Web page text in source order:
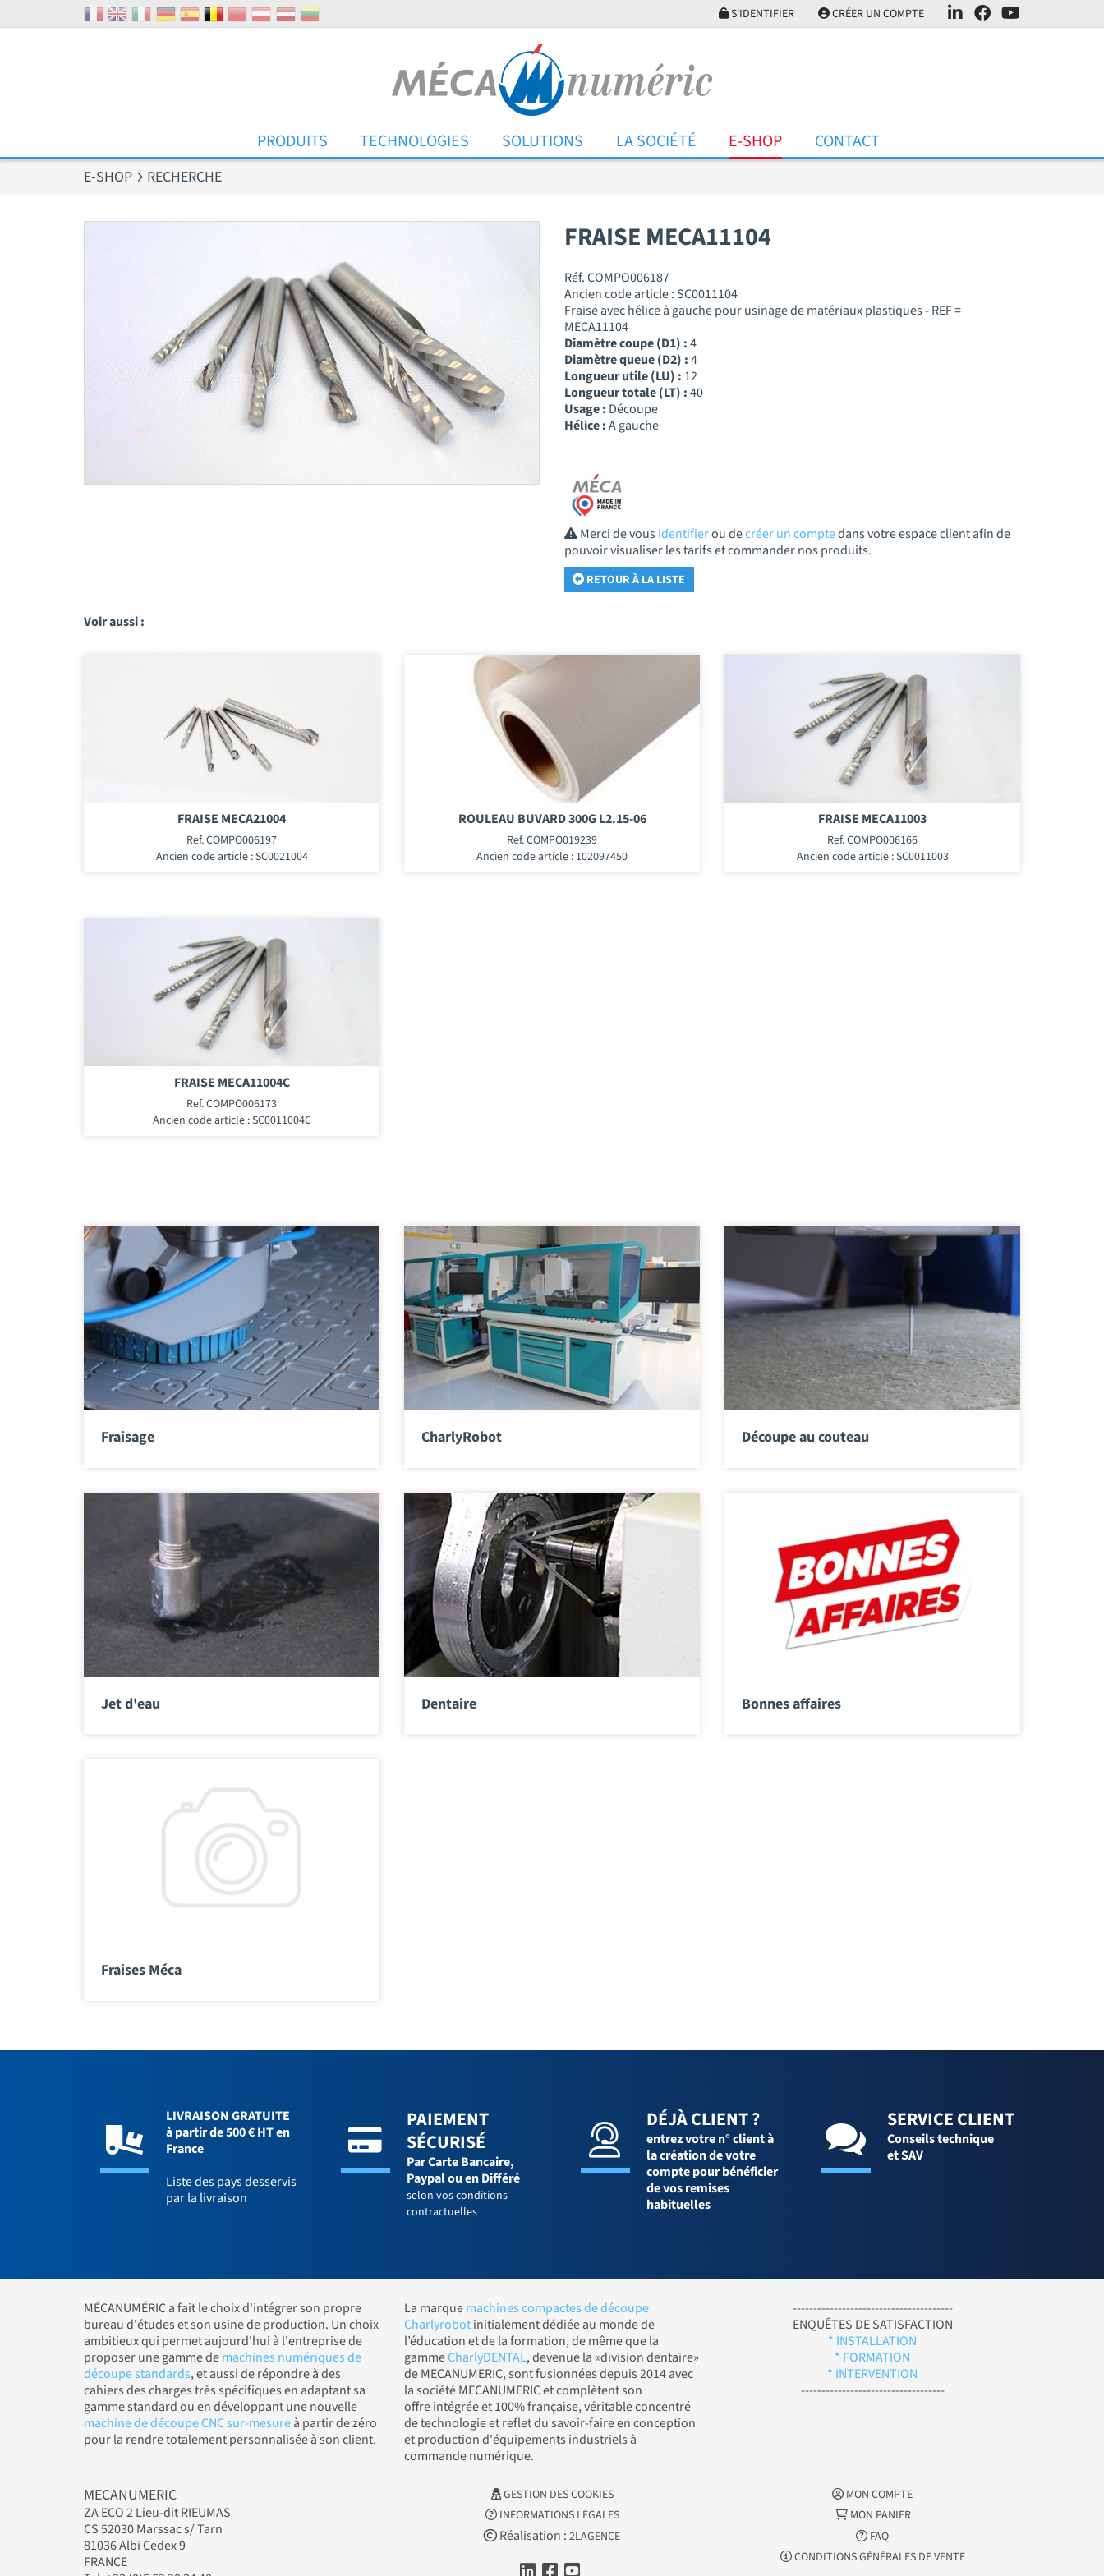
S'IDENTIFIER CRÉER UN COMPTE
PRODUITS TECHNOLOGIES SOLUTIONS LA SOCIÉTÉ E-SHOP CONTACT
E-SHOP RECHERCHE
FRAISE MECA11104
Réf. COMPO006187
Ancien code article : SC0011104
Fraise avec hélice à gauche pour usinage de matériaux plastiques - REF =
MECA11104
Diamètre coupe (D1) :4
Diamètre queue (D2) :4
Longueur utile (LU) : 12
Longueur totale (LT) :40
Usage : Découpe
Hélice :A gauche
Merci de vousidentifierou decréer un comptedans votre espace client afin de
pouvoir visualiser les tarifs et commander nos produits.
RETOUR À LA LISTE
Voir aussi :
FRAISE MECA21004
Ref. COMPO006197
Ancien code article : SC0021004
ROULEAU BUVARD 300G L2.15-06
Ref. COMPO019239
Ancien code article : 102097450
FRAISE MECA11003
Ref. COMPO006166
Ancien code article : SC0011003
FRAISE MECA11004C
Ref. COMPO006173
Ancien code article : SC0011004C
Fraisage CharlyRobot Découpe au couteau
Jet d'eau Dentaire Bonnes affaires
Fraises Méca
LIVRAISON GRATUITE
à partir de 500 € HT en
France
Liste des pays desservis
par la livraison
PAIEMENT
SÉCURISÉ
Par Carte Bancaire,
Paypal ou en Différé
selon vos conditions
contractuelles
DÉJÀ CLIENT ?
entrez votre n° client à
la création de votre
compte pour bénéficier
de vos remises
habituelles
SERVICE CLIENT
Conseils technique
et SAV
MÉCANUMÉRIC a fait le choix d'intégrer son propre
bureau d'études et son usine de production. Un choix
ambitieux qui permet aujourd'hui à l'entreprise de
proposer une gamme demachines numériques de
découpe standards, et aussi de répondre à des
cahiers des charges très spécifiques en adaptant sa
gamme standard ou en développant une nouvelle
machine de découpe CNC sur-mesureà partir de zéro
pour la rendre totalement personnalisée à son client.
La marquemachines compactes de découpe
Charlyrobotinitialement dédiée au monde de
l’éducation et de la formation, de même que la
gammeCharlyDENTAL, devenue la «division dentaire»
de MECANUMERIC, sont fusionnées depuis 2014 avec
la société MECANUMERIC et complètent son
offre intégrée et 100% française, véritable concentré
de technologie et reflet du savoir-faire en conception
et production d'équipements industriels à
commande numérique.
---------------------------------------
ENQUÊTES DE SATISFACTION
* INSTALLATION
* FORMATION
* INTERVENTION
-----------------------------------
MECANUMERIC
ZA ECO 2 Lieu-dit RIEUMAS
CS 52030 Marssac s/ Tarn
81036 Albi Cedex 9
FRANCE
GESTION DES COOKIES
INFORMATIONS LÉGALES
Réalisation : 2LAGENCE
MON COMPTE
MON PANIER
FAQ
CONDITIONS GÉNÉRALES DE VENTE
Panneau de gestion des cookies